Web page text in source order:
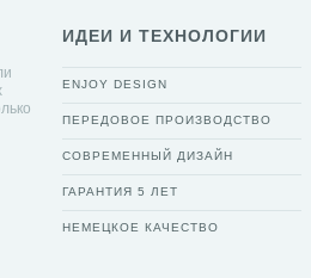
ИДЕИ И ТЕХНОЛОГИИ
ENJOY DESIGN
ПЕРЕДОВОЕ ПРОИЗВОДСТВО
СОВРЕМЕННЫЙ ДИЗАЙН
ГАРАНТИЯ 5 ЛЕТ
НЕМЕЦКОЕ КАЧЕСТВО